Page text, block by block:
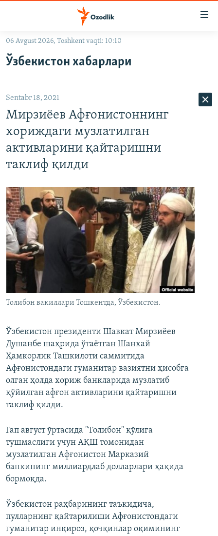
Асосий
Қидиришга
ўтинг
OZODLIK SURISHTIRUVLARI
На русском
ИЖТИМОИЙ ТАРМОҚЛАР
Озодлик бошқа тилларда
06 Avgust 2026, Toshkent vaqti: 10:10
Ўзбекистон хабарлари
Sentabr 18, 2021
Мирзиёев Афғонистоннинг
хориждаги музлатилган
активларини қайтаришни
таклиф қилди
Толибон вакиллари Тошкентда, Ўзбекистон.
Ўзбекистон президенти Шавкат Мирзиёев
Душанбе шаҳрида ўтаётган Шанхай
Ҳамкорлик Ташкилоти саммитида
Афғонистондаги гуманитар вазиятни ҳисобга
олган ҳолда хориж банкларида музлатиб
қўйилган афғон активларини қайтаришни
таклиф қилди.
Гап август ўртасида "Толибон" қўлига
тушмаслиги учун АҚШ томонидан
музлатилган Афғонистон Марказий
банкининг миллиардлаб долларлари ҳақида
бормоқда.
Ўзбекистон раҳбарининг таъкидича,
пулларнинг қайтарилиши Афғонистондаги
гуманитар инқироз, қочқинлар оқимининг